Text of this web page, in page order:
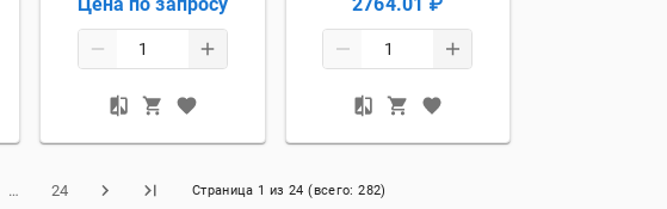
… 24 Страница 1 из24 (всего:282)